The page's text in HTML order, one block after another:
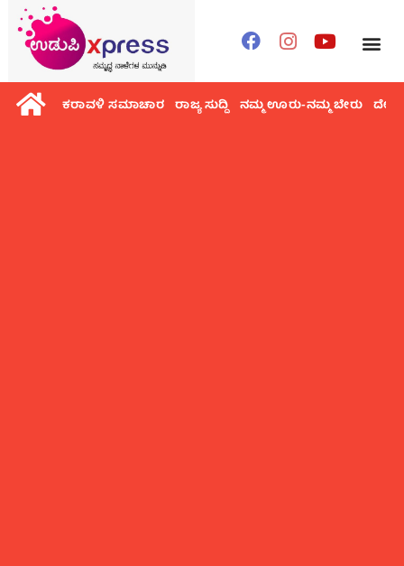
ಕರಾವಳಿ ಸಮಾಚಾರ ರಾಜ್ಯ ಸುದ್ದಿ ನಮ್ಮ ಊರು-ನಮ್ಮ ಬೇರು ದೇಶ